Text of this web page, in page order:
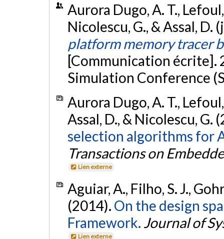
Aurora Dugo, A. T.,
Nicolescu, G., & Assal,
platform memory tracer
[Communication écrite].
Simulation Conference
Aurora Dugo, A. T.,
Assal, D., & Nicolescu, G.
selection algorithms for
Transactions on
Lien externe
Aguiar, A., Filho, S. J.,
(2014). On the design
Framework. Journal of
Lien externe